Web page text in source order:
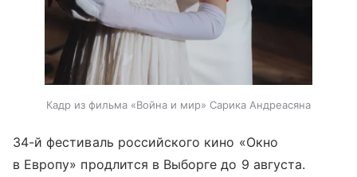
Кадр из фильма «Война и мир» Сарика Андреасяна
34-й фестиваль российского кино «Окно
в Европу» продлится в Выборге до 9 августа.